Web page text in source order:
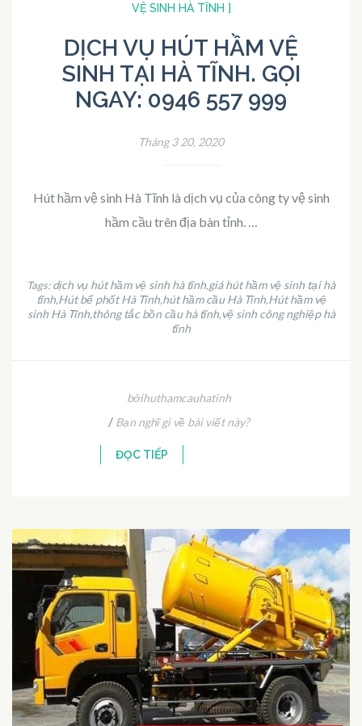
VỆ SINH HÀ TĨNH ]
DỊCH VỤ HÚT HẦM VỆ
SINH TẠI HÀ TĨNH. GỌI
NGAY: 0946 557 999
Tháng 3 20, 2020
Hút hầm vệ sinh Hà Tĩnh là dịch vụ của công ty vệ sinh
hầm cầu trên địa bàn tỉnh. …
Tags:dịch vụ hút hầm vệ sinh hà tĩnh,giá hút hầm vệ sinh tại hà
tĩnh,Hút bể phốt Hà Tĩnh,hút hầm cầu Hà Tĩnh,Hút hầm vệ
sinh Hà Tĩnh,thông tắc bồn cầu hà tĩnh,vệ sinh công nghiệp hà
tĩnh
bởihuthamcauhatinh
/ Bạn nghĩ gì về bài viết này?
ĐỌC TIẾP